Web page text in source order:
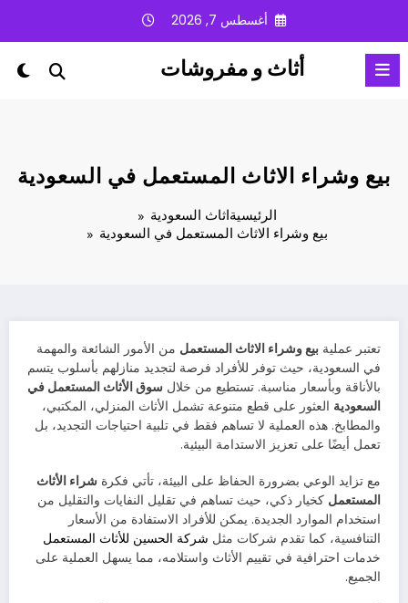
المحتوى
أغسطس 7, 2026
أثاث و مفروشات
بيع وشراء الاثاث المستعمل في السعودية
الرئيسيةاثاث السعودية
بيع وشراء الاثاث المستعمل في السعودية
تعتبر عملية بيع وشراء الاثاث المستعمل من الأمور الشائعة والمهمة
في السعودية، حيث توفر للأفراد فرصة لتجديد منازلهم بأسلوب يتسم
بالأناقة وبأسعار مناسبة. تستطيع من خلال سوق الأثاث المستعمل في
السعودية العثور على قطع متنوعة تشمل الأثاث المنزلي، المكتبي،
والمطابخ. هذه العملية لا تساهم فقط في تلبية احتياجات التجديد، بل
تعمل أيضًا على تعزيز الاستدامة البيئية.
مع تزايد الوعي بضرورة الحفاظ على البيئة، تأتي فكرة شراء الأثاث
المستعمل كخيار ذكي، حيث تساهم في تقليل النفايات والتقليل من
استخدام الموارد الجديدة. يمكن للأفراد الاستفادة من الأسعار
التنافسية، كما تقدم شركات مثل شركة الحسين للأثاث المستعمل
خدمات احترافية في تقييم الأثاث واستلامه، مما يسهل العملية على
الجميع.